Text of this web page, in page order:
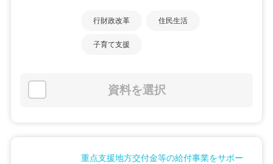
行財政改革 住民生活
子育て支援
資料を選択
重点支援地方交付金等の給付事業をサポー